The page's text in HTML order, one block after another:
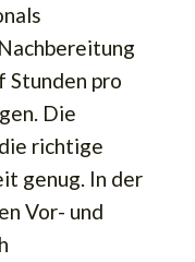
Stunden pro
Die
richtige
genug. In der
Vor- und